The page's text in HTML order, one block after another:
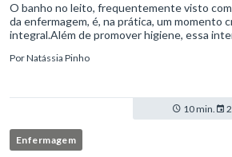
O banho no leito, frequentemente visto
da enfermagem, é, na prática, um momento
integral.Além de promover higiene, essa
PorNatássia Pinho
10 min.
Enfermagem